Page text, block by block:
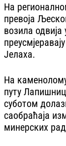
На
превоја
возила одвија
Јелаха.
На
путу
суботом
саобраћаја
минерских